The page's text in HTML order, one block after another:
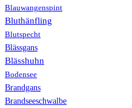
Blauwangenspint
Bluthänfling
Blutspecht
Blässgans
Blässhuhn
Bodensee
Brandgans
Brandseeschwalbe